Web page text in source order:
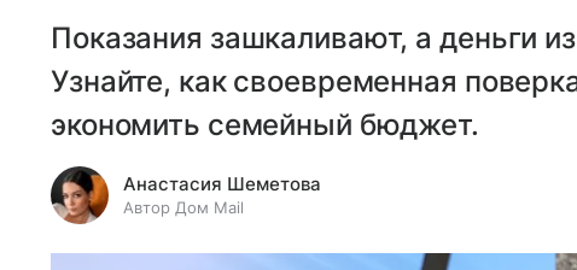
Показания зашкаливают, а деньги
Узнайте, как своевременная
экономить семейный бюджет.
Анастасия Шеметова
Автор Дом Mail